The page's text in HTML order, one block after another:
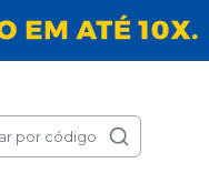
por código